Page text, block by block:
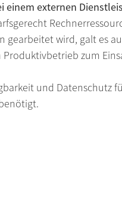
einem externen
wird, galt es
zum
und Datenschutz